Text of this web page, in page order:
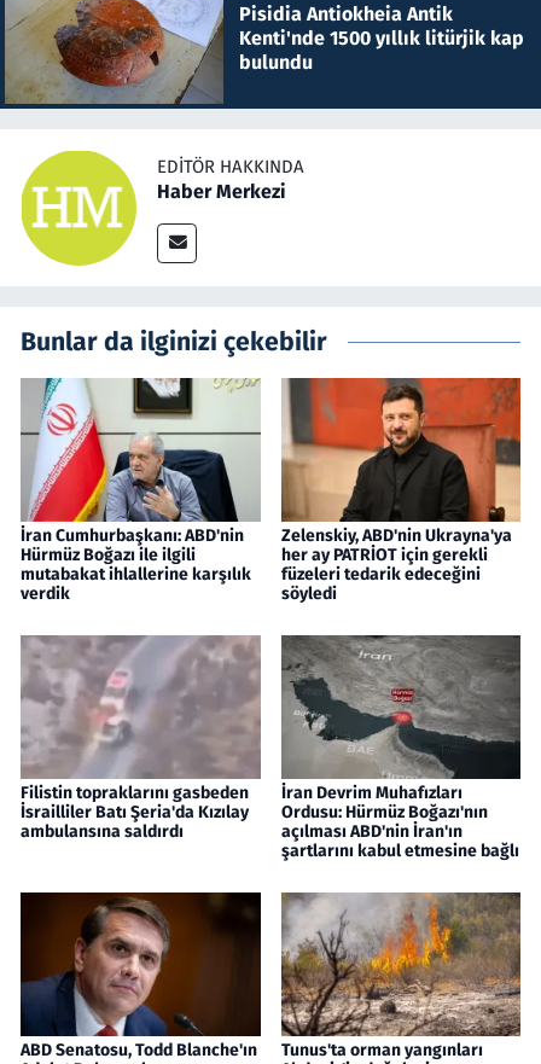
Pisidia Antiokheia Antik
Kenti'nde 1500 yıllık litürjik kap
bulundu
EDITÖR HAKKINDA
Haber Merkezi
Bunlar da ilginizi çekebilir
İran Cumhurbaşkanı: ABD'nin
Hürmüz Boğazı ile ilgili
mutabakat ihlallerine karşılık
verdik
Zelenskiy, ABD'nin Ukrayna'ya
her ay PATRİOT için gerekli
füzeleri tedarik edeceğini
söyledi
Filistin topraklarını gasbeden
İsrailliler Batı Şeria'da Kızılay
ambulansına saldırdı
İran Devrim Muhafızları
Ordusu: Hürmüz Boğazı'nın
açılması ABD'nin İran'ın
şartlarını kabul etmesine bağlı
ABD Senatosu, Todd Blanche'ın
Tunus'ta orman yangınları